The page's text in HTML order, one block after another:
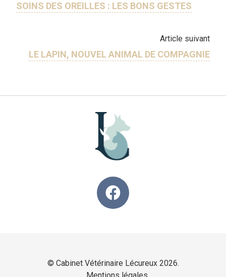
SOINS DES OREILLES : LES BONS GESTES
Article suivant
LE LAPIN, NOUVEL ANIMAL DE COMPAGNIE
© Cabinet Vétérinaire Lécureux 2026.